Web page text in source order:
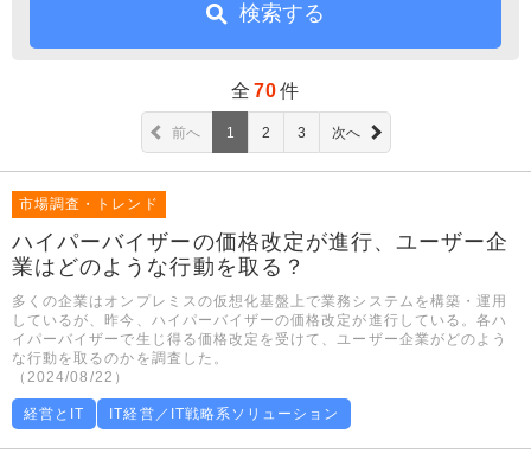
検索する
全 70件
前へ 1 2 3 次へ
市場調査・トレンド
ハイパーバイザーの価格改定が進行、ユーザー企
業はどのような行動を取る？
多くの企業はオンプレミスの仮想化基盤上で業務システムを構築・運用
しているが、昨今、ハイパーバイザーの価格改定が進行している。各ハ
イパーバイザーで生じ得る価格改定を受けて、ユーザー企業がどのよう
な行動を取るのかを調査した。
（2024/08/22）
経営とIT IT経営／IT戦略系ソリューション